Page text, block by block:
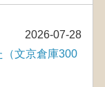
2026-07-28
文京倉庫300